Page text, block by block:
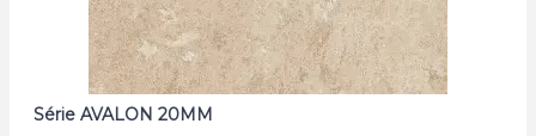
Série AVALON 20MM